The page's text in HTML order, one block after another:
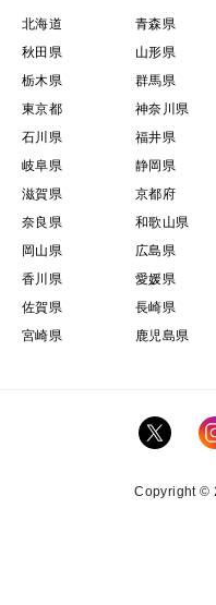
北海道 青森県
秋田県
山形県
栃木県
群馬県
東京都
神奈川県
石川県
福井県
岐阜県
静岡県
滋賀県
京都府
奈良県
和歌山県
岡山県
広島県
香川県
愛媛県
佐賀県
長崎県
宮崎県
鹿児島県
Copyright ©